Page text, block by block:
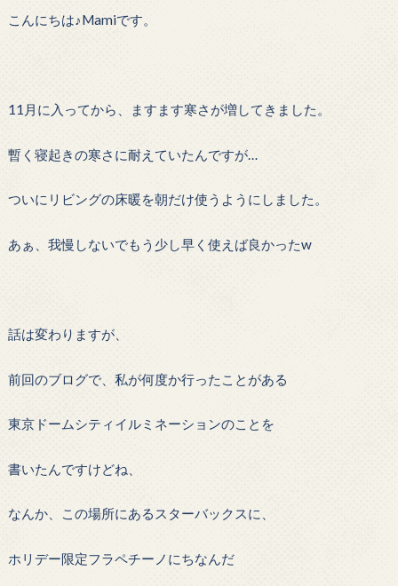
こんにちは♪Mamiです。
11月に入ってから、ますます寒さが増してきました。
暫く寝起きの寒さに耐えていたんですが…
ついにリビングの床暖を朝だけ使うようにしました。
あぁ、我慢しないでもう少し早く使えば良かったw
話は変わりますが、
前回のブログで、私が何度か行ったことがある
東京ドームシティイルミネーションのことを
書いたんですけどね、
なんか、この場所にあるスターバックスに、
ホリデー限定フラペチーノにちなんだ